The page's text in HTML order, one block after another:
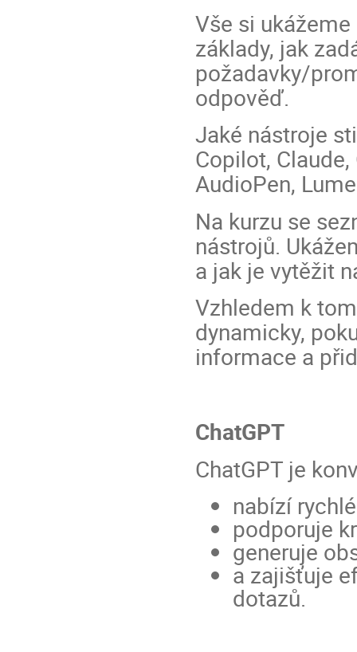
Vše si
základy, jak
požadavky/
odpověď.
Jaké nástroje
Copilot,
AudioPen,
Na kurzu se
nástrojů.
a jak je vytěžit
Vzhledem k
dynamicky,
informace a
ChatGPT
ChatGPT je
nabízí
podporuje
generuje
a zajišťuje
dotazů.